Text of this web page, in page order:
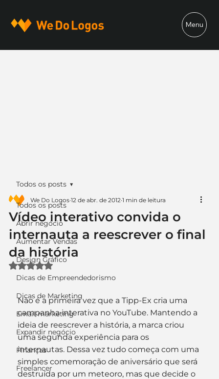
Menu
Todos os posts
Abrir negócio
Aumentar Vendas
Design Gráfico
Dicas de Empreendedorismo
Dicas de Marketing
Email marketing
Expandir negócio
Finanças
Freelancer
Todos os posts
Vídeo interativo convida o
internauta a reescrever o final
da história
We Do Logos 12 de abr. de 2012 1 min de leitura
Avaliado com NaN de 5 estrelas.
Não é a primeira vez que a Tipp-Ex cria uma
campanha interativa no YouTube. Mantendo a
ideia de reescrever a história, a marca criou
uma segunda experiência para os
internautas. Dessa vez tudo começa com uma
simples comemoração de aniversário que será
destruída por um meteoro, mas que decide o